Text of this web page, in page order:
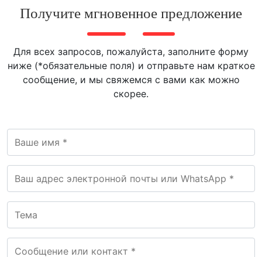
Получите мгновенное предложение
Для всех запросов, пожалуйста, заполните форму
ниже (*обязательные поля) и отправьте нам краткое
сообщение, и мы свяжемся с вами как можно
скорее.